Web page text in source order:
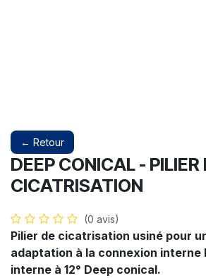
← Retour
DEEP CONICAL - PILIER
CICATRISATION
(0 avis)
Pilier de cicatrisation usiné pour
adaptation à la connexion interne
interne à 12° Deep conical.